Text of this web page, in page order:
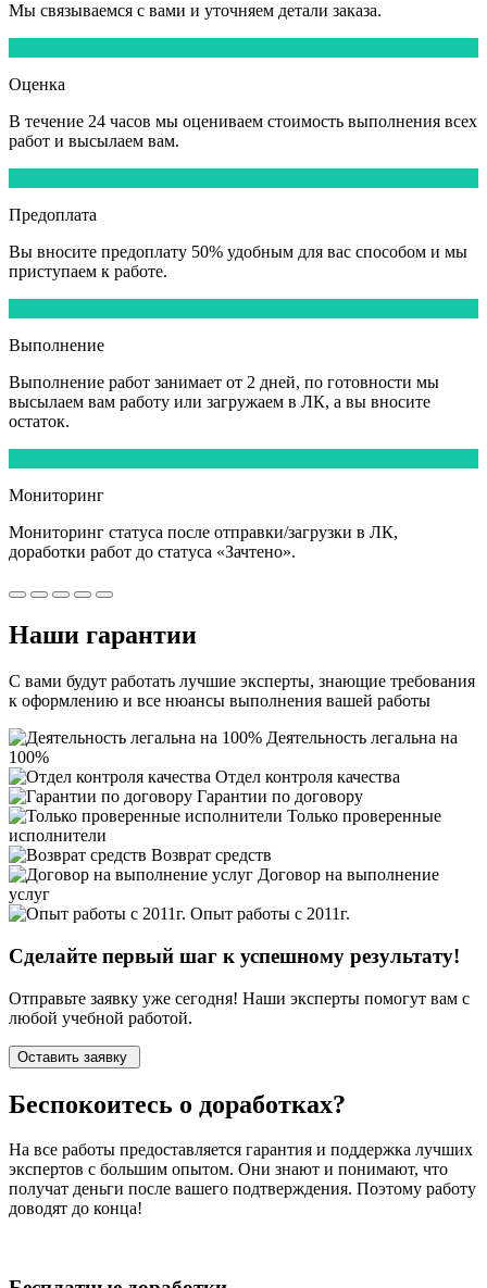
Мы связываемся с вами и уточняем детали заказа.
Оценка
В течение 24 часов мы оцениваем стоимость выполнения всех
работ и высылаем вам.
Предоплата
Вы вносите предоплату 50% удобным для вас способом и мы
приступаем к работе.
Выполнение
Выполнение работ занимает от 2 дней, по готовности мы
высылаем вам работу или загружаем в ЛК, а вы вносите
остаток.
Мониторинг
Мониторинг статуса после отправки/загрузки в ЛК,
доработки работ до статуса «Зачтено».
Наши гарантии
С вами будут работать лучшие эксперты, знающие требования
к оформлению и все нюансы выполнения вашей работы
Деятельность легальна на
100%
Отдел контроля качества
Гарантии по договору
Только проверенные
исполнители
Возврат средств
Договор на выполнение
услуг
Опыт работы с 2011г.
Сделайте первый шаг к успешному результату!
Отправьте заявку уже сегодня! Наши эксперты помогут вам с
любой учебной работой.
Оставить заявку
Беспокоитесь о доработках?
На все работы предоставляется гарантия и поддержка лучших
экспертов с большим опытом. Они знают и понимают, что
получат деньги после вашего подтверждения. Поэтому работу
доводят до конца!